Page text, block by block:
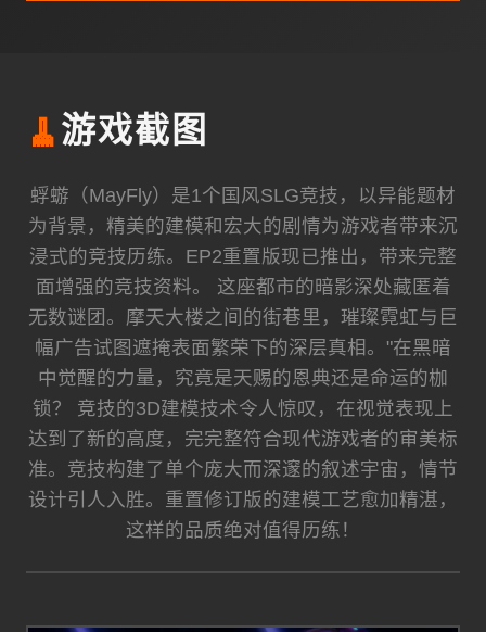
🧹游戏截图
蜉蝣（MayFly）是1个国风SLG竞技，以异能题材
为背景，精美的建模和宏大的剧情为游戏者带来沉
浸式的竞技历练。EP2重置版现已推出，带来完整
面增强的竞技资料。 这座都市的暗影深处藏匿着
无数谜团。摩天大楼之间的街巷里，璀璨霓虹与巨
幅广告试图遮掩表面繁荣下的深层真相。"在黑暗
中觉醒的力量，究竟是天赐的恩典还是命运的枷
锁？ 竞技的3D建模技术令人惊叹，在视觉表现上
达到了新的高度，完完整符合现代游戏者的审美标
准。竞技构建了单个庞大而深邃的叙述宇宙，情节
设计引人入胜。重置修订版的建模工艺愈加精湛，
这样的品质绝对值得历练！